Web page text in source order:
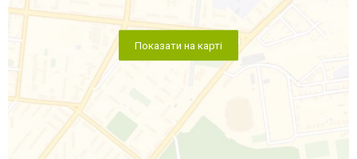
Показати на карті